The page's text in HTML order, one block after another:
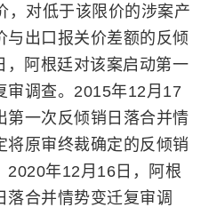
，对低于该限价的涉案产
与出口报关价差额的反倾
，阿根廷对该案启动第一
审调查。2015年12月17
第一次反倾销日落合并情
将原审终裁确定的反倾销
2020年12月16日，阿根
落合并情势变迁复审调